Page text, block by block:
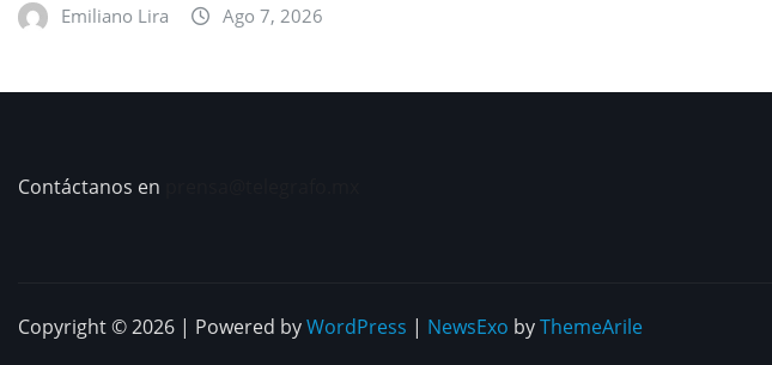
Emiliano Lira Ago 7, 2026
Contáctanos en
Copyright © 2026 | Powered byWordPress | NewsExo byThemeArile